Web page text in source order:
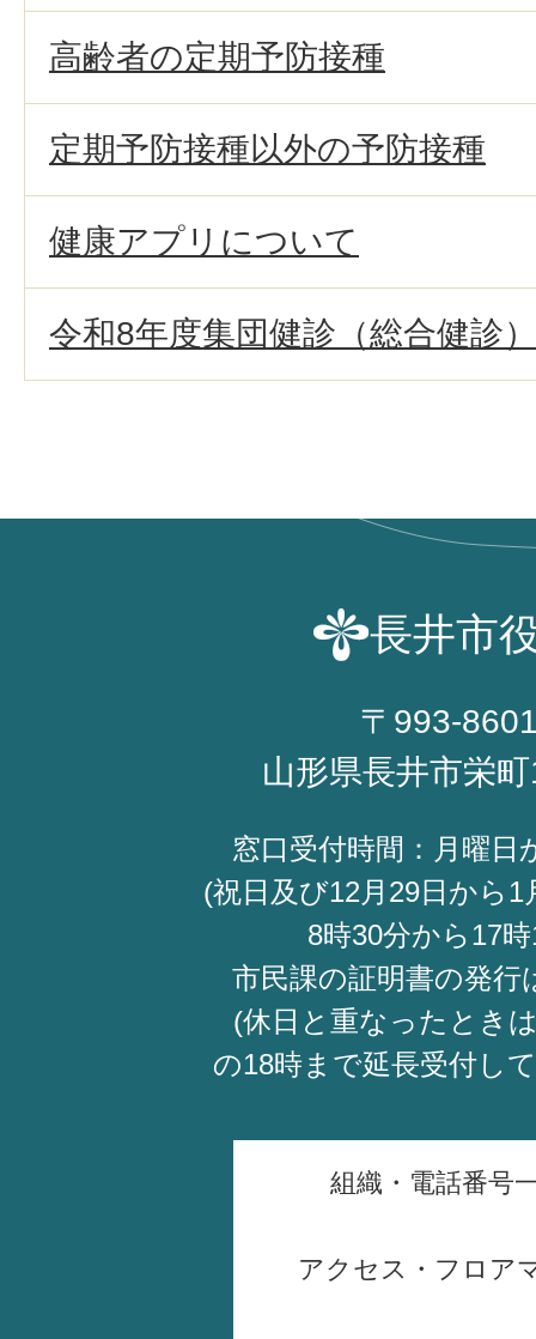
高齢者の定期予防接種
定期予防接種以外の予防接種
健康アプリについて
令和8年度集団健診（総合健診
長井市
〒993-
山形県長井市栄
窓口受付時間：月曜日
(祝日及び12月29日から1
8時30分から17
市民課の証明書の発行
(休日と重なったとき
の18時まで延長受付し
組織・電話番号
アクセス・フロア